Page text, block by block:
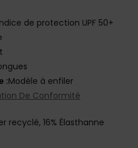
de protection UPF 50+
:Modèle à enfiler
De Conformité
recyclé, 16% Élasthanne